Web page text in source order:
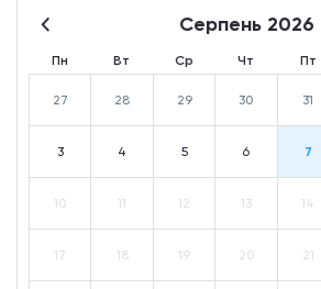
Серпень 2026
Пн Вт Ср Чт Пт
27 28 29 30 31
3 4 5 6 7
10 11 12 13 14
17 18 19 20 21